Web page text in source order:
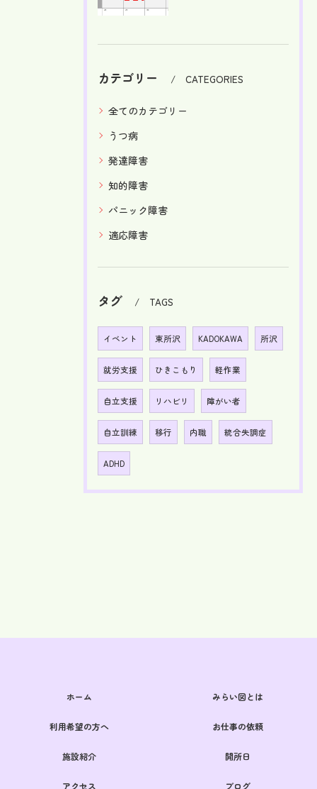
カテゴリー CATEGORIES
全てのカテゴリー
うつ病
発達障害
知的障害
パニック障害
適応障害
タグ TAGS
イベント 東所沢 KADOKAWA 所沢
就労支援 ひきこもり 軽作業
自立支援 リハビリ 障がい者
自立訓練 移行 内職 統合失調症
ADHD
ホーム みらい図とは
利用希望の方へ お仕事の依頼
施設紹介 開所日
アクセス ブログ